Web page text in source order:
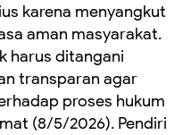
karena menyangkut
aman masyarakat.
harus ditangani
transparan agar
proses hukum
(8/5/2026). Pendiri